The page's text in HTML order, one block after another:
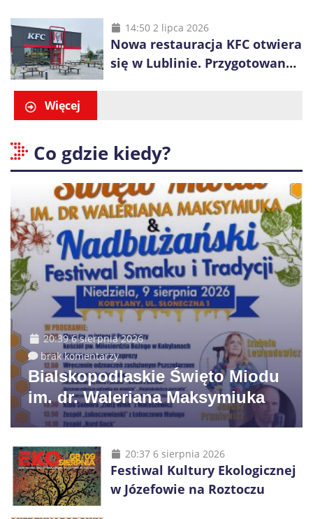
14:50 2 lipca 2026
Nowa restauracja KFC otwiera
się w Lublinie. Przygotowano
Więcej
Co gdzie kiedy?
20:39 6 sierpnia 2026
brak komentarzy
Bialskopodlaskie Święto Miodu
im. dr. Waleriana Maksymiuka
20:37 6 sierpnia 2026
Festiwal Kultury Ekologicznej
w Józefowie na Roztoczu